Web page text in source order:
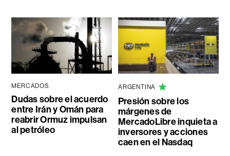
MERCADOS
Dudas sobre el acuerdo
entre Irán y Omán para
reabrir Ormuz impulsan
al petróleo
ARGENTINA
Presión sobre los
márgenes de
MercadoLibre inquieta a
inversores y acciones
caen en el Nasdaq